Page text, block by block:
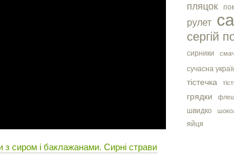
пляцок
рулет
сергiй
сирники
сучасна
тістечка
грядки
швидко
яйця
сиром і баклажанами. Сирні страви